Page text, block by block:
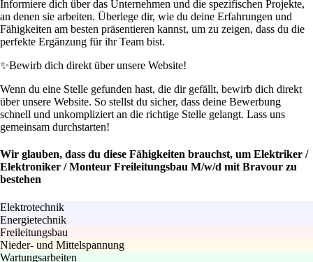
Informiere dich über das Unternehmen und die spezifischen Projekte,
an denen sie arbeiten. Überlege dir, wie du deine Erfahrungen und
Fähigkeiten am besten präsentieren kannst, um zu zeigen, dass du die
perfekte Ergänzung für ihr Team bist.
✨Bewirb dich direkt über unsere Website!
Wenn du eine Stelle gefunden hast, die dir gefällt, bewirb dich direkt
über unsere Website. So stellst du sicher, dass deine Bewerbung
schnell und unkompliziert an die richtige Stelle gelangt. Lass uns
gemeinsam durchstarten!
Wir glauben, dass du diese Fähigkeiten brauchst, um Elektriker /
Elektroniker / Monteur Freileitungsbau M/w/d mit Bravour zu
bestehen
Elektrotechnik
Energietechnik
Freileitungsbau
Nieder- und Mittelspannung
Wartungsarbeiten